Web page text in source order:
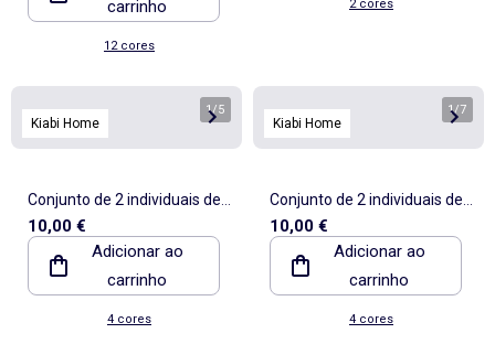
Home carrinho
12 cores
2 cores
Kiabi Home
1/5
Conjunto de 2 individuais de
mesa (32x45 cm) com
folhos
10,00 €
Adicionar ao
carrinho
4 cores
Kiabi Home
1/7
Conjunto de 2 individuais de
mesa (32x45 cm) com
folhos
10,00 €
Adicionar ao
carrinho
4 cores